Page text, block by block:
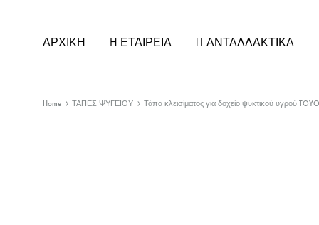
ΑΡΧΙΚΗ H ΕΤΑΙΡΕΙΑ ΑΝΤΑΛΛΑΚΤΙΚΑ
Home ΤΑΠΕΣ ΨΥΓΕΙΟΥ Τάπα κλεισίματος για δοχείο ψυκτικού υγρού